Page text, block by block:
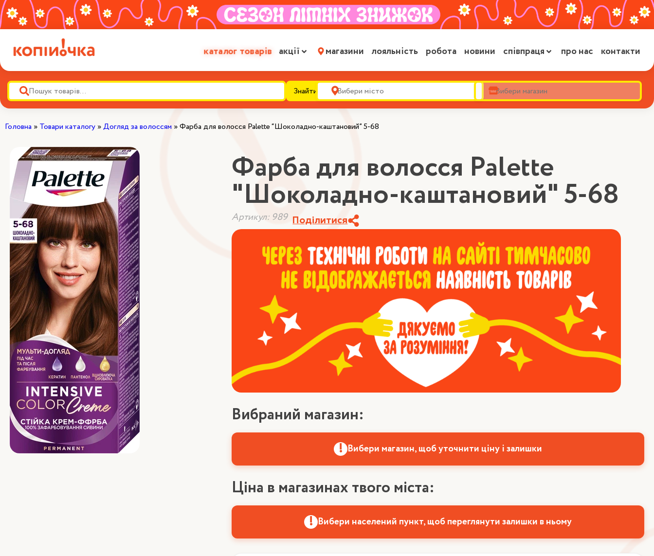
каталог товарів акції магазини лояльність робота новини співпраця про нас контакти
Знайти
Головна » Товари каталогу »Догляд за волоссям »Фарба для волосся Palette “Шоколадно-каштановий” 5-68
Фарба для волосся Palette
"Шоколадно-каштановий" 5-68
Артикул: 989 Поділитися
Вибраний магазин:
Вибери магазин, щоб уточнити ціну і залишки
Ціна в магазинах твого міста:
Вибери населений пункт, щоб переглянути залишки в ньому